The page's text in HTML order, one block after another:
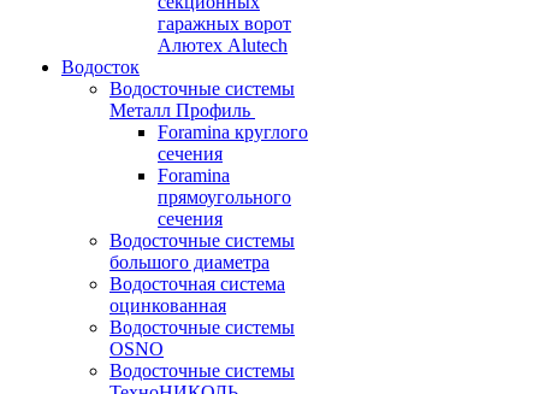
гаражных ворот
Алютех Alutech
Водосток
Водосточные системы
Металл Профиль
Foramina круглого
сечения
Foramina
прямоугольного
сечения
Водосточные системы
большого диаметра
Водосточная система
оцинкованная
Водосточные системы
OSNO
Водосточные системы